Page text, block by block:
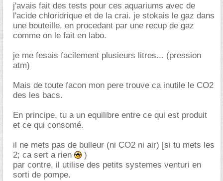
j'avais fait des tests pour ces aquariums avec de
l'acide chloridrique et de la crai. je stokais le gaz dans
une bouteille, en procedant par une recup de gaz
comme on le fait en labo.
je me fesais facilement plusieurs litres... (pression
atm)
Mais de toute facon mon pere trouve ca inutile le CO2
des les bacs.
En principe, tu a un equilibre entre ce qui est produit
et ce qui consomé.
il ne mets pas de bulleur (ni CO2 ni air) [si tu mets les
2; ca sert a rien
)
par contre, il utilise des petits systemes venturi en
sorti de pompe.